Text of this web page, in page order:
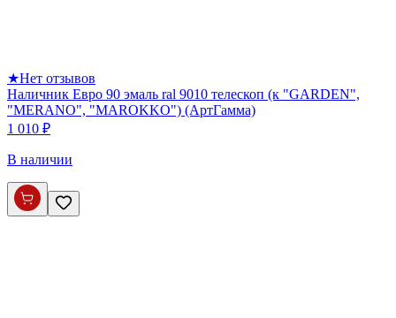
★Нет отзывов
Наличник Евро 90 эмаль ral 9010 телескоп (к "GARDEN",
"MERANO", "MAROKKO") (АртГамма)
1 010 ₽
В наличии